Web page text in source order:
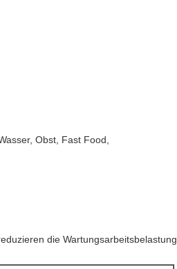
Obst, Fast Food,
die Wartungsarbeitsbelastung